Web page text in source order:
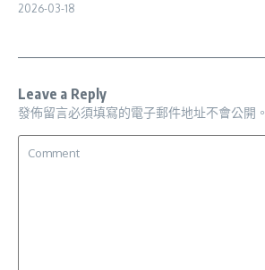
2026-03-18
Leave a Reply
發佈留言必須填寫的電子郵件地址不會公開。